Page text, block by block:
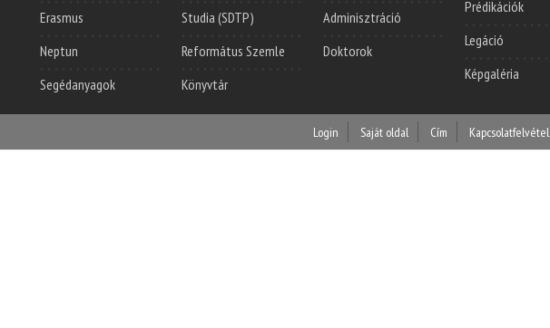
Erasmus
Neptun
Segédanyagok
Studia (SDTP)
Református Szemle
Könyvtár
Adminisztráció
Doktorok
Prédikációk
Legáció
Képgaléria
Login Saját oldal Cím Kapcsolatfelvétel